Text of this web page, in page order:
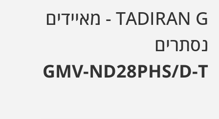
TADIRAN G - מאיידים
נסתרים
GMV-ND28PHS/D-T